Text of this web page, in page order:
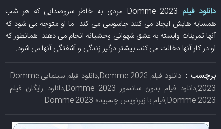
دانلود فیلم
Domme 2023 مردی به خاطر سروصدایی که هر شب
همسایه هایش ایجاد می کنند جاسوسی می کند. اما او متوجه می شود که
آنها تمرینات وابسته به عشق شهوانی وحشیانه انجام می دهند. همانطور که
او در کار آنها دخالت می کند، بیشتر درگیر زندگی و آشفتگی آنها می شود.
برچسب :
دانلود فیلم Domme 2023,دانلود فیلم سینمایی Domme
2023,دانلود فیلم بدون سانسور Domme 2023,دانلود رایگان فیلم
Domme 2023,فیلم با زیرنویس چسبیده Domme 2023